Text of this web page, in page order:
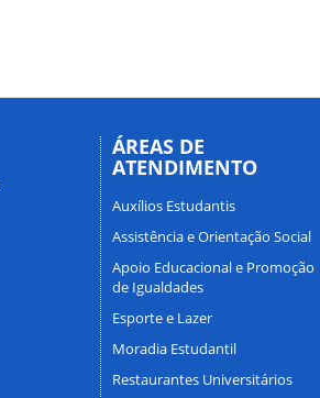
ÁREAS DE
ATENDIMENTO
Auxílios Estudantis
Assistência e Orientação Social
Apoio Educacional e Promoção
de Igualdades
Esporte e Lazer
Moradia Estudantil
Restaurantes Universitários